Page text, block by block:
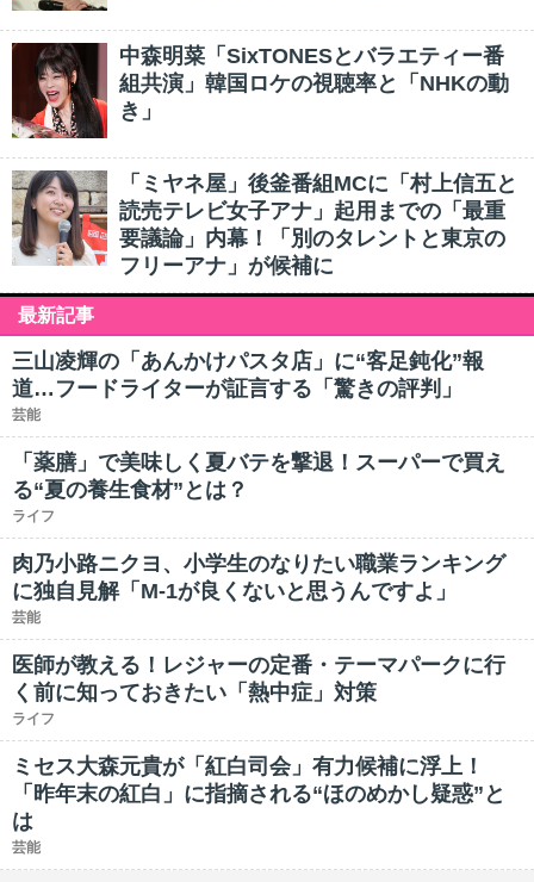
中森明菜「SixTONESとバラエティー番
組共演」韓国ロケの視聴率と「NHKの動
き」
「ミヤネ屋」後釜番組MCに「村上信五と
読売テレビ女子アナ」起用までの「最重
要議論」内幕！「別のタレントと東京の
フリーアナ」が候補に
最新記事
三山凌輝の「あんかけパスタ店」に“客足鈍化”報
道…フードライターが証言する「驚きの評判」
芸能
「薬膳」で美味しく夏バテを撃退！スーパーで買え
る“夏の養生食材”とは？
ライフ
肉乃小路ニクヨ、小学生のなりたい職業ランキング
に独自見解「M-1が良くないと思うんですよ」
芸能
医師が教える！レジャーの定番・テーマパークに行
く前に知っておきたい「熱中症」対策
ライフ
ミセス大森元貴が「紅白司会」有力候補に浮上！
「昨年末の紅白」に指摘される“ほのめかし疑惑”と
は
芸能